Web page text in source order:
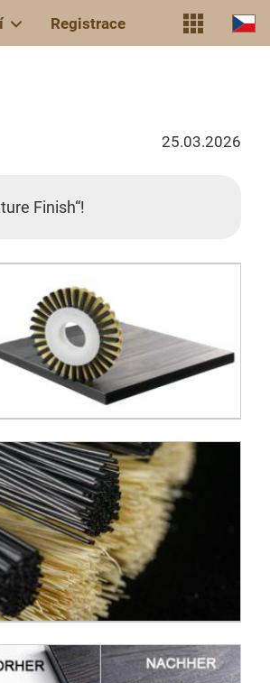
Registrace
25.03.2026
Finish“!